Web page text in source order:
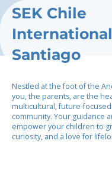
SEK Chile
Santiago
Nestled at the foot of the
you, the parents, are the
multicultural, future-
community. Your guidance
empower your children to
curiosity, and a love for